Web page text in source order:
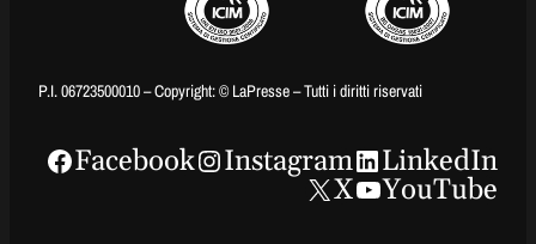
P.I. 06723500010 – Copyright: © LaPresse – Tutti i diritti riservati
Facebook Instagram
LinkedIn
X
YouTube